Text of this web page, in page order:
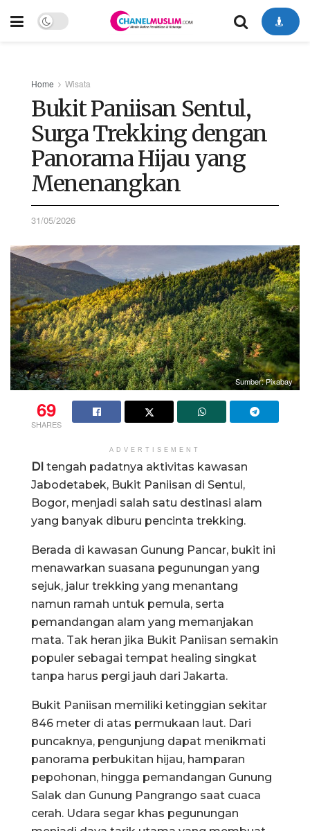
Home Wisata
Bukit Paniisan Sentul,
Surga Trekking dengan
Panorama Hijau yang
Menenangkan
31/05/2026
Sumber: Pixabay
69
SHARES
ADVERTISEMENT
DI tengah padatnya aktivitas kawasan
Jabodetabek, Bukit Paniisan di Sentul,
Bogor, menjadi salah satu destinasi alam
yang banyak diburu pencinta trekking.
Berada di kawasan Gunung Pancar, bukit ini
menawarkan suasana pegunungan yang
sejuk, jalur trekking yang menantang
namun ramah untuk pemula, serta
pemandangan alam yang memanjakan
mata. Tak heran jika Bukit Paniisan semakin
populer sebagai tempat healing singkat
tanpa harus pergi jauh dari Jakarta.
Bukit Paniisan memiliki ketinggian sekitar
846 meter di atas permukaan laut. Dari
puncaknya, pengunjung dapat menikmati
panorama perbukitan hijau, hamparan
pepohonan, hingga pemandangan Gunung
Salak dan Gunung Pangrango saat cuaca
cerah. Udara segar khas pegunungan